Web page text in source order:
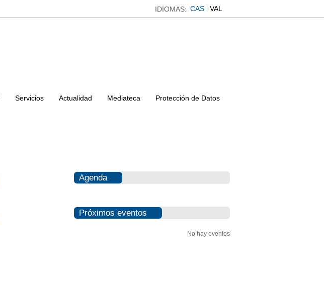
IDIOMAS: CAS VAL
Servicios Actualidad Mediateca Protección de Datos
Agenda
Próximos eventos
No hay eventos